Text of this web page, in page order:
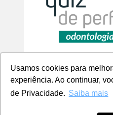
Usamos cookies para
experiência. Ao continuar,
de Privacidade. Saiba mais